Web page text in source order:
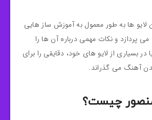
لایو ها به طور معمول به آموزش ساز هایی
می پردازد و نکات مهمی درباره آن ها را
بسیاری از لایو های خود، دقایقی را برای
آهنگ می گذراند.
چیست؟